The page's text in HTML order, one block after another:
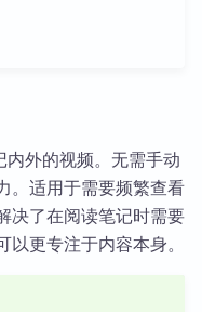
外的视频。无需手动
。适用于需要频繁查看
决了在阅读笔记时需要
更专注于内容本身。